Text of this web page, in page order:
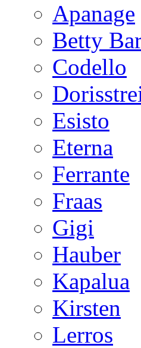
Apanage
Betty
Codello
Esisto
Eterna
Ferrante
Fraas
Gigi
Hauber
Kapalua
Kirsten
Lerros